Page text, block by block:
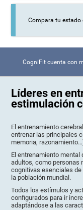
Compara tu
CogniFit cuenta con
Líderes en
estimulación
El entrenamiento
entrenar las principales
memoria,
El entrenamiento mental
adultos, como personas
cognitivas esenciales
la población mundial.
Todos los estímulos y
configurados para ir
adaptándose a las